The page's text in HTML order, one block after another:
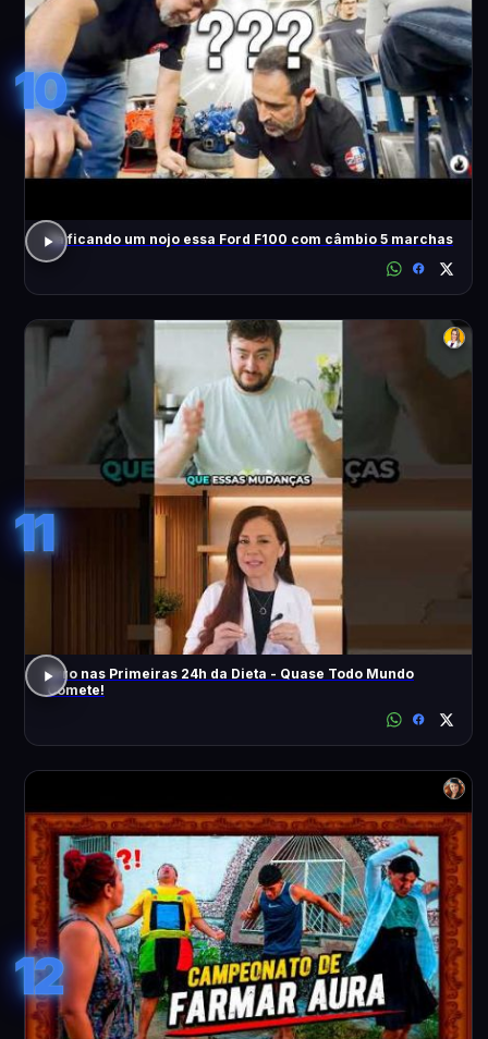
10
Tá ficando um nojo essa Ford F100 com câmbio 5 marchas
11
Erro nas Primeiras 24h da Dieta - Quase Todo Mundo
Comete!
12